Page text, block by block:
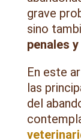
grave
sino
penales
En este
las
del